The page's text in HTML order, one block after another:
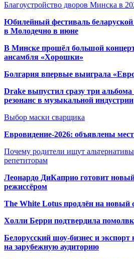
Благоустройство дворов Минска в
Юбилейный фестиваль беларуской
в Молодечно в июне
В Минске прошёл большой концерт
ансамбля «Хорошки»
Болгария впервые выиграла
Drake выпустил сразу три
резонанс в музыкальной индустрии
Выбор маски сварщика
Евровидение-2026: объявлены
Почему родители ищут
репетиторам
Леонардо ДиКаприо готовит
режиссёром
The White Lotus продлён на новый
Холли Берри подтвердила помолвк
Белорусский шоу-бизнес и экспорт
на зарубежную аудиторию